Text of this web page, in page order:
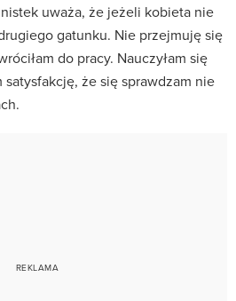
uważa, że jeżeli kobieta nie
gatunku. Nie przejmuję się
do pracy. Nauczyłam się
satysfakcję, że się sprawdzam nie